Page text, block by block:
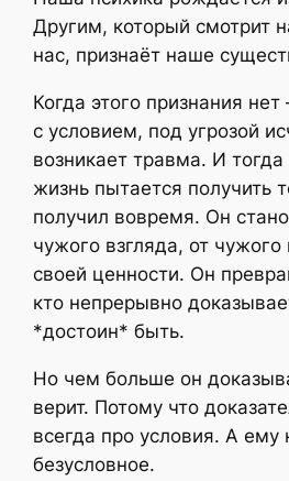
Другим, который смотрит
нас, признаёт наше
Когда этого признания
с условием, под угрозой
возникает травма. И
жизнь пытается получить
получил вовремя. Он
чужого взгляда, от
своей ценности. Он
кто непрерывно
*достоин* быть.
Но чем больше он
верит. Потому что
всегда про условия. А ему
безусловное.